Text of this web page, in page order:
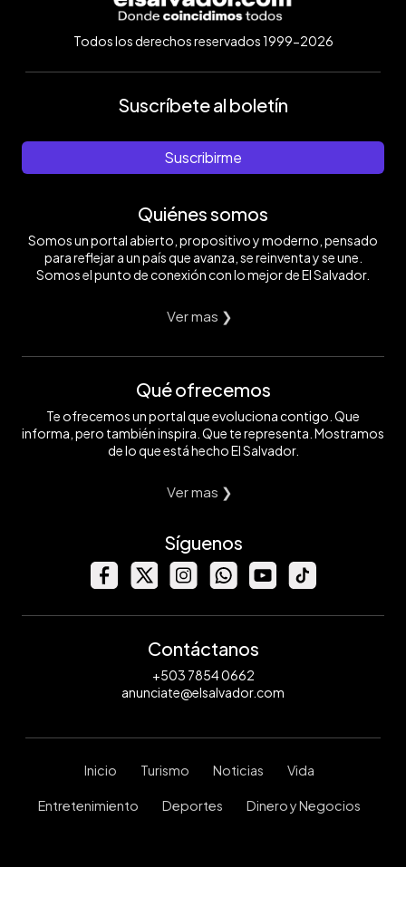
Todos los derechos reservados 1999-2026
Suscríbete al boletín
Suscribirme
Quiénes somos
Somos un portal abierto, propositivo y moderno, pensado
para reflejar a un país que avanza, se reinventa y se une.
Somos el punto de conexión con lo mejor de El Salvador.
Ver mas ❯
Qué ofrecemos
Te ofrecemos un portal que evoluciona contigo. Que
informa, pero también inspira. Que te representa. Mostramos
de lo que está hecho El Salvador.
Ver mas ❯
Síguenos
Contáctanos
+503 7854 0662
anunciate@elsalvador.com
Inicio Turismo Noticias Vida
Entretenimiento Deportes Dinero y Negocios